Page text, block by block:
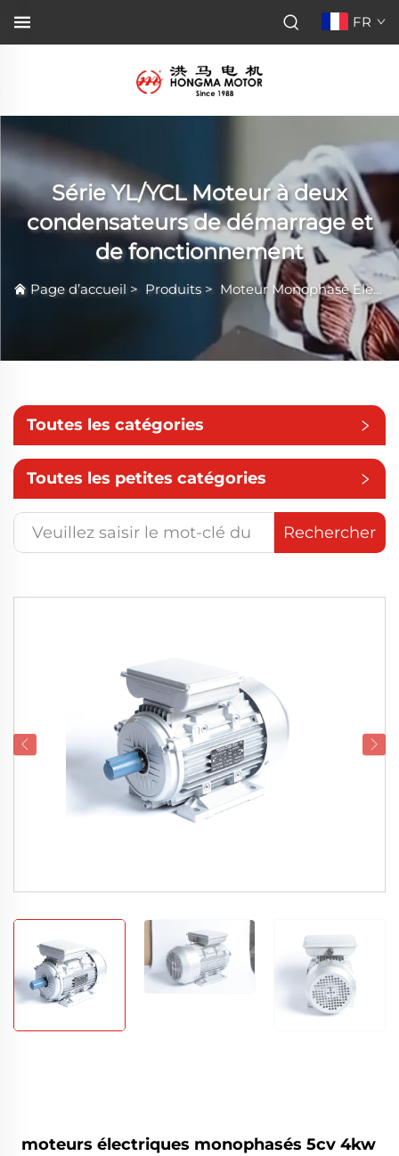
FR
Série YL/YCL Moteur à deux
condensateurs de démarrage et
de fonctionnement
Page d’accueil > Produits > Moteur Monophasé Électrique
Toutes les catégories
Toutes les petites catégories
Rechercher
moteurs électriques monophasés 5cv 4kw